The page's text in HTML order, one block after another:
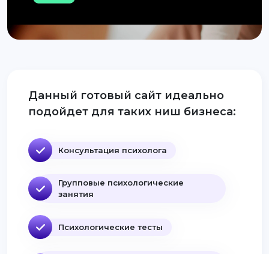
Данный готовый сайт идеально
подойдет для таких ниш бизнеса:
Консультация психолога
Групповые психологические
занятия
Психологические тесты